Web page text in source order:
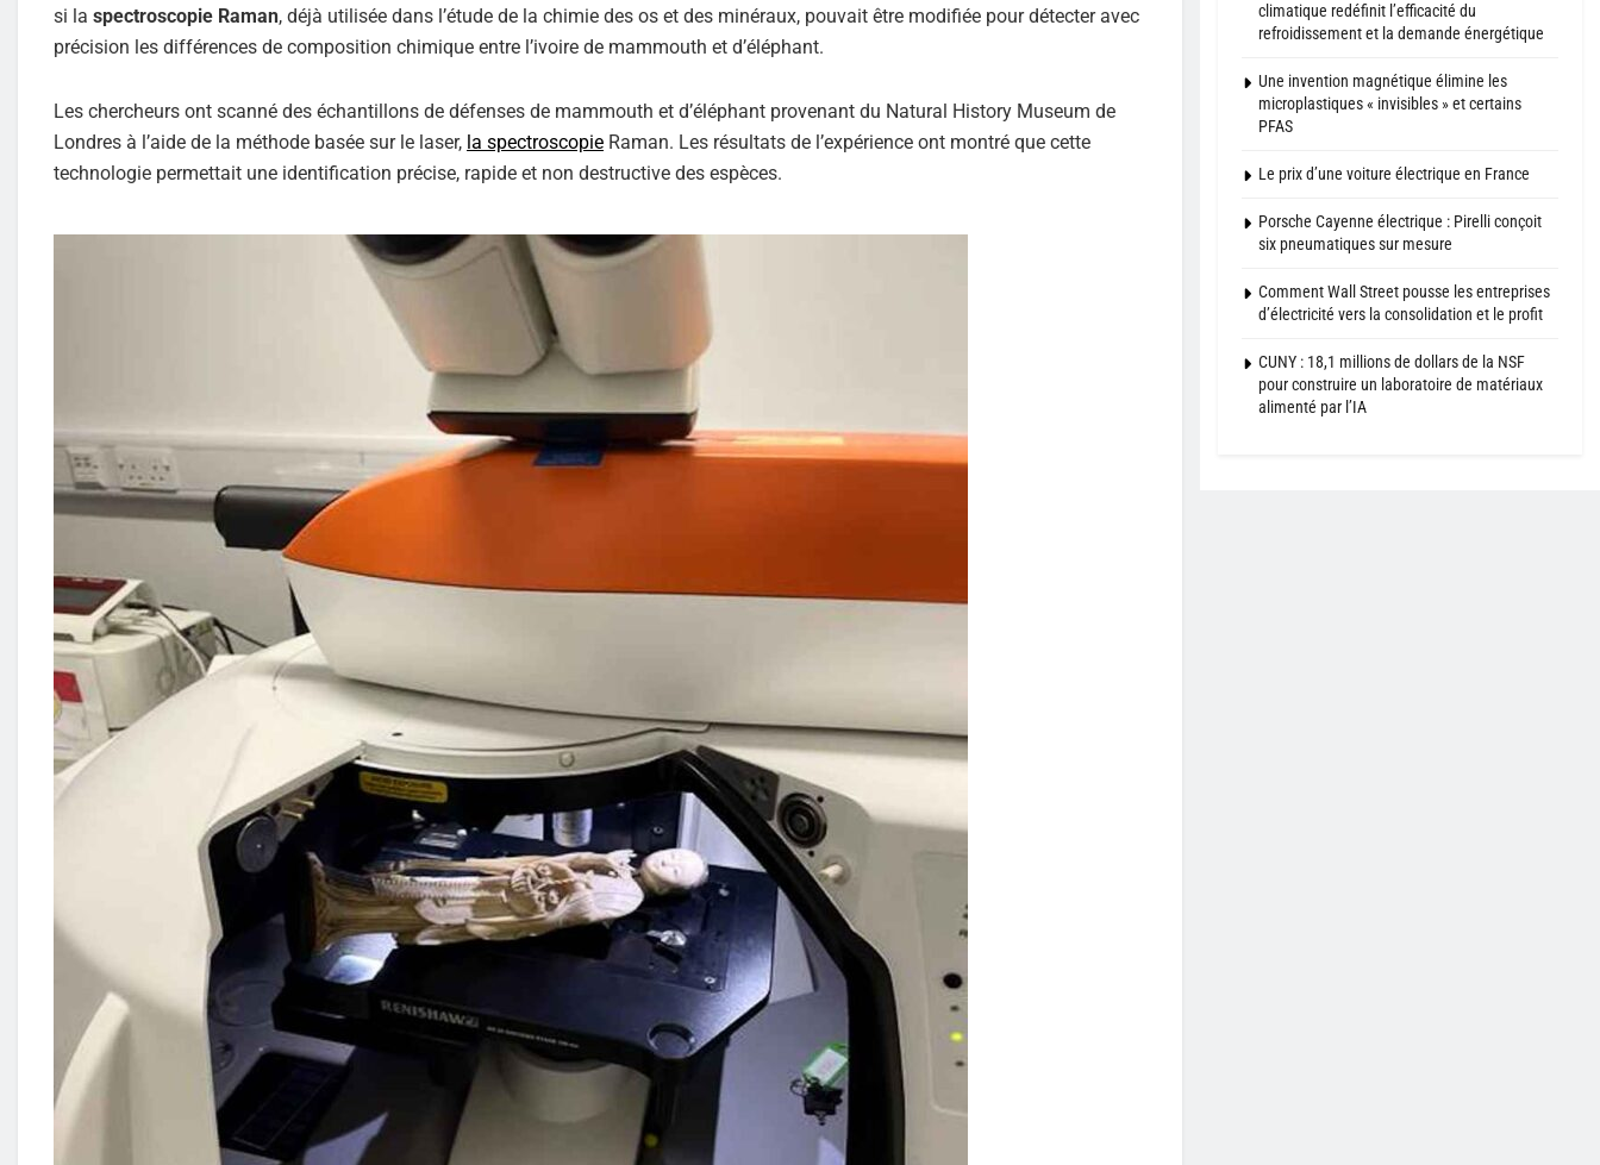
si la spectroscopie Raman, déjà utilisée dans l’étude de la chimie des os et des minéraux, pouvait être modifiée pour détecter avec
précision les différences de composition chimique entre l’ivoire de mammouth et d’éléphant.
Les chercheurs ont scanné des échantillons de défenses de mammouth et d’éléphant provenant du Natural History Museum de
Londres à l’aide de la méthode basée sur le laser, la spectroscopie Raman. Les résultats de l’expérience ont montré que cette
technologie permettait une identification précise, rapide et non destructive des espèces.
climatique redéfinit l’efficacité du
refroidissement et la demande énergétique
Une invention magnétique élimine les
microplastiques « invisibles » et certains
PFAS
Le prix d’une voiture électrique en France
Porsche Cayenne électrique : Pirelli conçoit
six pneumatiques sur mesure
Comment Wall Street pousse les entreprises
d’électricité vers la consolidation et le profit
CUNY : 18,1 millions de dollars de la NSF
pour construire un laboratoire de matériaux
alimenté par l’IA